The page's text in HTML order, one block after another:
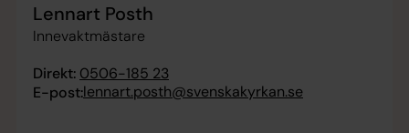
Lennart Posth
Innevaktmästare
Direkt: 0506-185 23
E-post:lennart.posth@svenskakyrkan.se